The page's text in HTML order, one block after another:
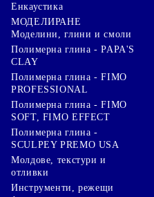
Енкаустика
МОДЕЛИРАНЕ
Моделини, глини и смоли
Полимерна глина - PAPA'S
CLAY
Полимерна глина - FIMO
PROFESSIONAL
Полимерна глина - FIMO
SOFT, FIMO EFFECT
Полимерна глина -
SCULPEY PREMO USA
Молдове, текстури и
отливки
Инструменти, режещи